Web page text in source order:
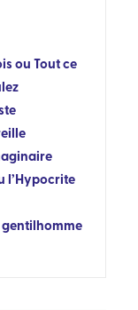
ou Tout ce
l’Hypocrite
gentilhomme